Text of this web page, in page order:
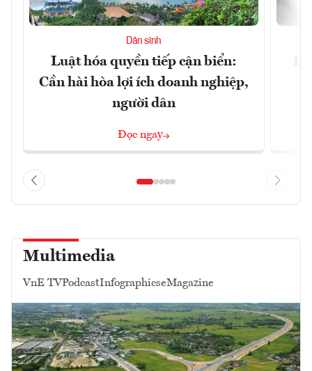
Dân sinh
Luật hóa quyền tiếp cận biển:
Cần hài hòa lợi ích doanh nghiệp,
người dân
Đọc ngay
Multimedia
VnE TVPodcastInfographicseMagazine